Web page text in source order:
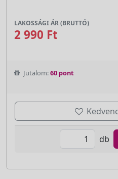
LAKOSSÁGI ÁR (BRUTTÓ)
2 990 Ft
Jutalom:60 pont
db